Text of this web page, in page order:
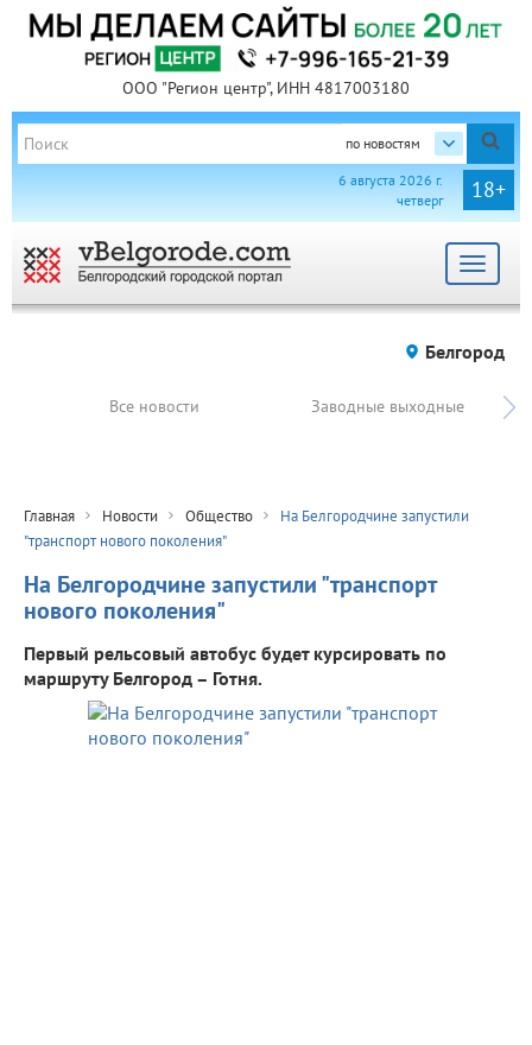
ООО "Регион центр", ИНН 4817003180
по новостям
18+
6 августа 2026 г.
четверг
Toggle
Белгород
Все новости Заводные выходные
Главная Новости Общество
На Белгородчине запустили
"транспорт нового поколения"
На Белгородчине запустили "транспорт
нового поколения"
Первый рельсовый автобус будет курсировать по
маршруту Белгород – Готня.